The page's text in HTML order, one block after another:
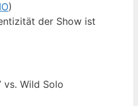
)
der Show ist
vs. Wild Solo